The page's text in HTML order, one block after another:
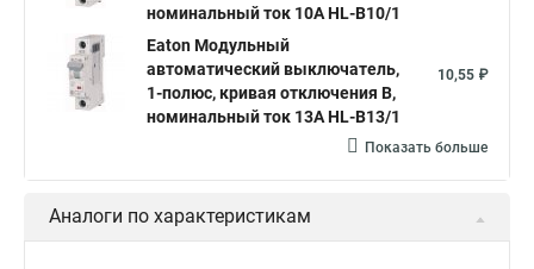
номинальный ток 10А HL-B10/1
Eaton Модульный
автоматический выключатель,
1-полюс, кривая отключения B,
номинальный ток 13А HL-B13/1
10,55 ₽
Показать больше
Аналоги по характеристикам